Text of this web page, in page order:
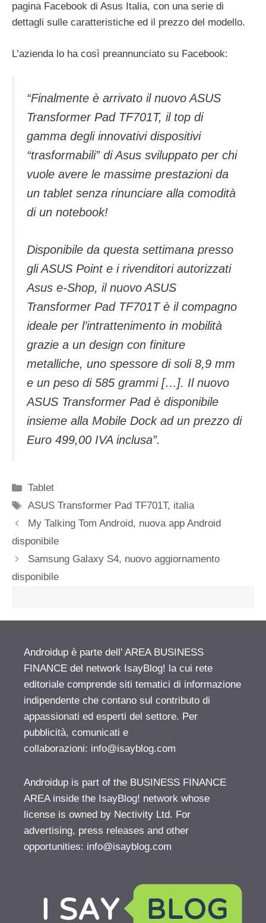
pagina Facebook di Asus Italia, con una serie di
dettagli sulle caratteristiche ed il prezzo del modello.
L’azienda lo ha così preannunciato su Facebook:
“Finalmente è arrivato il nuovo ASUS
Transformer Pad TF701T, il top di
gamma degli innovativi dispositivi
“trasformabili” di Asus sviluppato per chi
vuole avere le massime prestazioni da
un tablet senza rinunciare alla comodità
di un notebook!
Disponibile da questa settimana presso
gli ASUS Point e i rivenditori autorizzati
Asus e-Shop, il nuovo ASUS
Transformer Pad TF701T è il compagno
ideale per l’intrattenimento in mobilità
grazie a un design con finiture
metalliche, uno spessore di soli 8,9 mm
e un peso di 585 grammi […]. Il nuovo
ASUS Transformer Pad è disponibile
insieme alla Mobile Dock ad un prezzo di
Euro 499,00 IVA inclusa”.
Categorie
Tablet
Tag
ASUS Transformer Pad TF701T, italia
My Talking Tom Android, nuova app Android
disponibile
Samsung Galaxy S4, nuovo aggiornamento
disponibile
Androidup è parte dell' AREA BUSINESS
FINANCE del network IsayBlog! la cui rete
editoriale comprende siti tematici di informazione
indipendente che contano sul contributo di
appassionati ed esperti del settore. Per
pubblicità, comunicati e
collaborazioni: info@isayblog.com
Androidup is part of the BUSINESS FINANCE
AREA inside the IsayBlog! network whose
license is owned by Nectivity Ltd. For
advertising, press releases and other
opportunities: info@isayblog.com